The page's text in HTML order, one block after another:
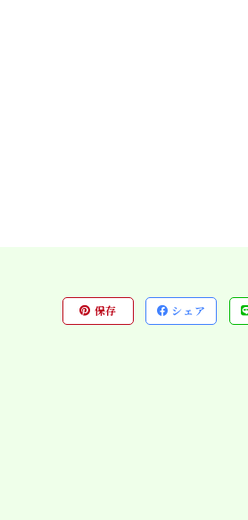
保存 シェア